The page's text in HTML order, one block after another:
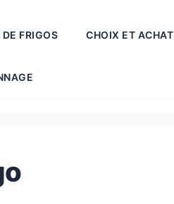
FRIGOS CHOIX ET ACHAT